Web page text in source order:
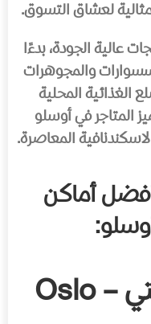
لعشاق التسوق.
عالية الجودة، بدءًا
والمجوهرات
الغذائية المحلية
المتاجر في أوسلو
المعاصرة.
أماكن
مول أوسلو سيتي – Oslo